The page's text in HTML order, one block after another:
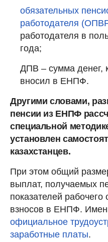
обязательных
работодателя
работодателя в
года;
ДПВ – сумма денег,
вносил в ЕНПФ.
Другими словами,
пенсии из ЕНПФ
специальной
установлен
казахстанцев.
При этом общий
выплат, получаемых
показателей
взносов в ЕНПФ.
официальное
заработные платы.